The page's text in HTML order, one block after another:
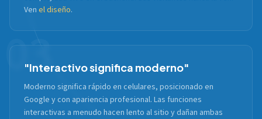
Ven el diseño.
03
"Interactivo significa moderno"
Moderno significa rápido en celulares, posicionado en
Google y con apariencia profesional. Las funciones
interactivas a menudo hacen lento al sitio y dañan ambas